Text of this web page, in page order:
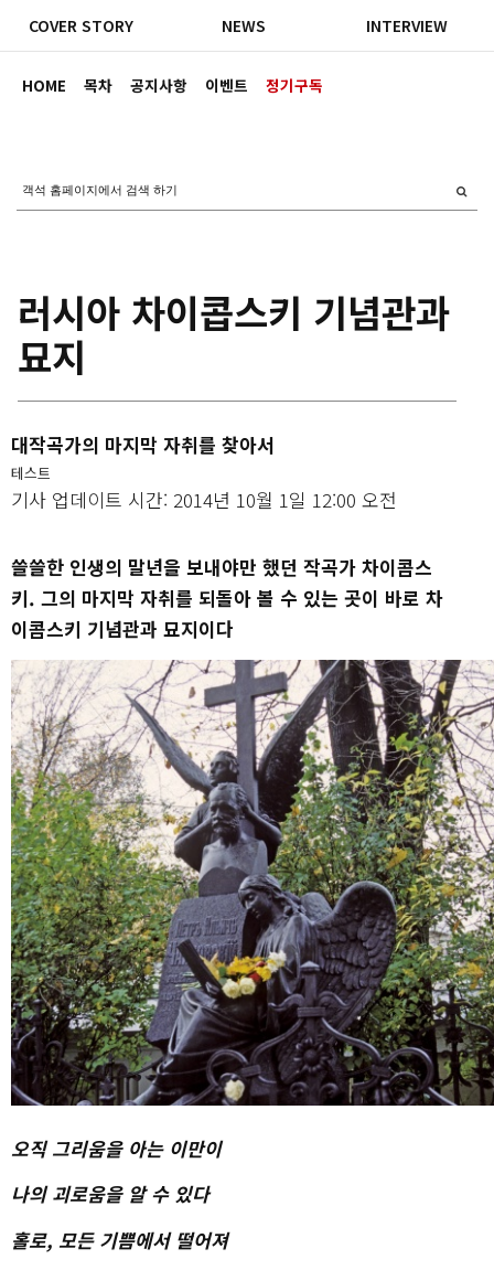
HOME 목차 공지사항 이벤트 정기구독
COVER STORY NEWS INTERVIEW
러시아 차이콥스키 기념관과
묘지
대작곡가의 마지막 자취를 찾아서
테스트
기사 업데이트 시간: 2014년 10월 1일 12:00 오전
쓸쓸한 인생의 말년을 보내야만 했던 작곡가 차이콥스
키. 그의 마지막 자취를 되돌아 볼 수 있는 곳이 바로 차
이콥스키 기념관과 묘지이다
오직 그리움을 아는 이만이
나의 괴로움을 알 수 있다
홀로, 모든 기쁨에서 떨어져